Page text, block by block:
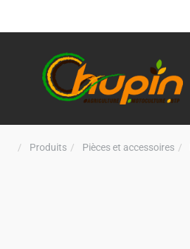
Produits Pièces et accessoires